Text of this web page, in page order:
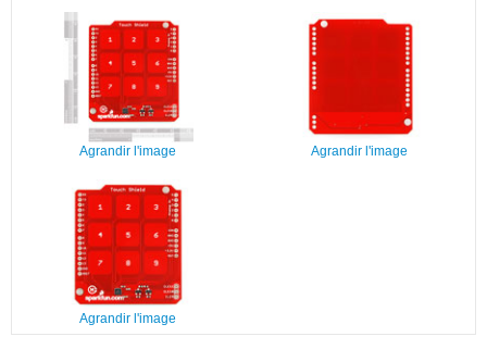
Agrandir l'image Agrandir l'image
Agrandir l'image